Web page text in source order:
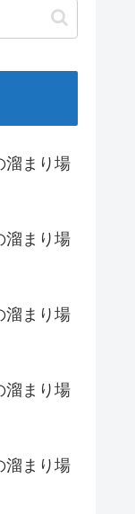
溜まり場
溜まり場
溜まり場
溜まり場
溜まり場